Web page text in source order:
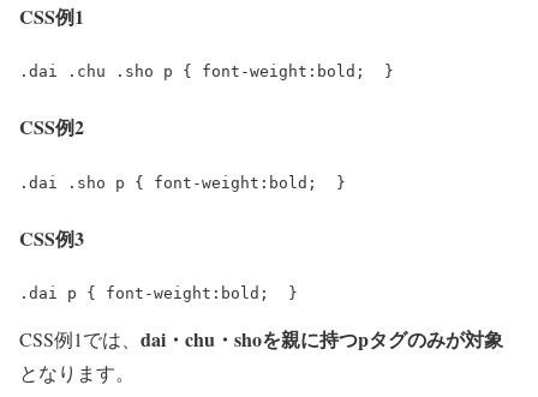
CSS例1
.dai .chu .sho p { font-weight:bold;  }
CSS例2
.dai .sho p { font-weight:bold;  }
CSS例3
.dai p { font-weight:bold;  }
CSS例1では、 dai ・ chu ・ shoを親に持つpタグのみが対象
となります。